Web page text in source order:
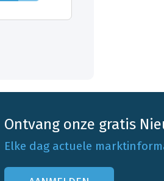
Ontvang onze gratis
Elke dag actuele